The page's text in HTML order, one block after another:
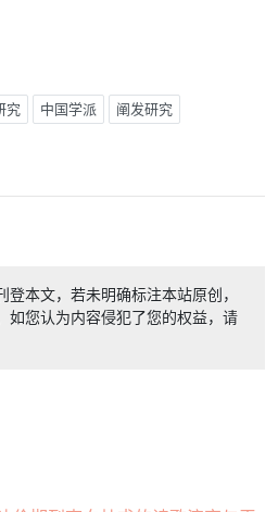
究 中国学派 阐发研究
本文，若未明确标注本站原创，
如您认为内容侵犯了您的权益，请